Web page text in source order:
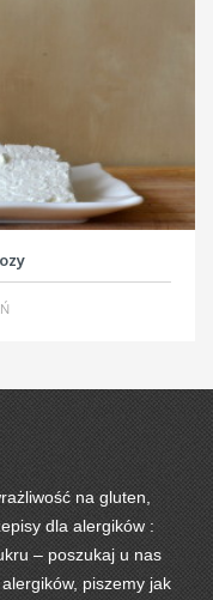
na gluten,
dla alergików :
– poszukaj u nas
piszemy jak